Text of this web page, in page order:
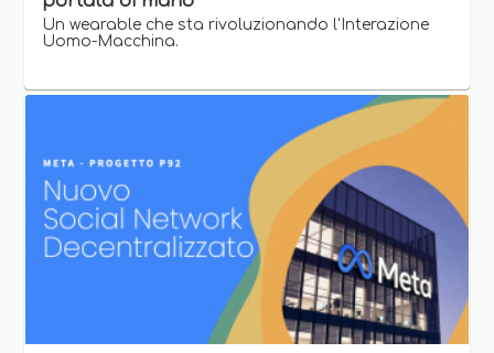
Un wearable che sta rivoluzionando l'Interazione
Uomo-Macchina.